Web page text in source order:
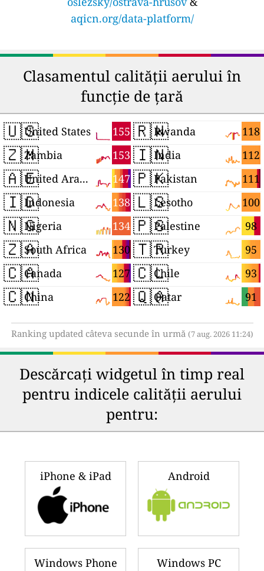
aqicn.org/data-platform/
Clasamentul calității aerului în
funcție de țară
🇺🇸 155
United States
🇿🇲 153
Zambia
🇦🇪 147
United Arab Emirates
🇮🇩 138
Indonesia
🇳🇬 134
Nigeria
🇿🇦 130
South Africa
🇨🇦 127
Canada
🇨🇳 122
China
🇷🇼 118
Rwanda
🇮🇳 112
India
🇵🇰 111
Pakistan
🇱🇸 100
Lesotho
🇵🇸 98
Palestine
🇹🇷 95
Turkey
🇨🇱 93
Chile
🇶🇦 91
Qatar
Ranking updated câteva secunde în urmă (7 aug. 2026 11:24)
Descărcați widgetul în timp real
pentru indicele calității aerului
pentru:
iPhone & iPad Android
Windows Phone Windows PC